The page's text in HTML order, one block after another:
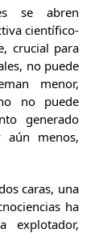
se abren
científico-
crucial para
no puede
menor,
no puede
generado
menos,
caras, una
ha
explotador,